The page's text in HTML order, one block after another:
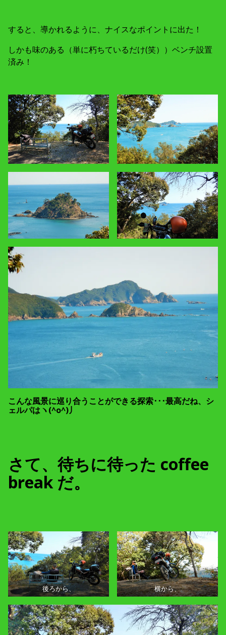
すると、導かれるように、ナイスなポイントに出た！
しかも味のある（単に朽ちているだけ(笑））ベンチ設置
済み！
こんな風景に巡り合うことができる探索･･･最高だね、シ
ェルパはヽ(^o^)丿
さて、待ちに待った coffee
break だ。
後ろから、 横から、